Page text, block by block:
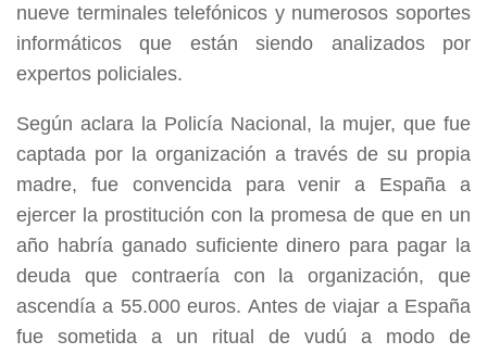
nueve terminales telefónicos y numerosos soportes
informáticos que están siendo analizados por
expertos policiales.
Según aclara la Policía Nacional, la mujer, que fue
captada por la organización a través de su propia
madre, fue convencida para venir a España a
ejercer la prostitución con la promesa de que en un
año habría ganado suficiente dinero para pagar la
deuda que contraería con la organización, que
ascendía a 55.000 euros. Antes de viajar a España
fue sometida a un ritual de vudú a modo de